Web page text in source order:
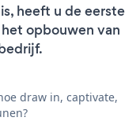
heeft u de eerste
opbouwen van
draw in, captivate,